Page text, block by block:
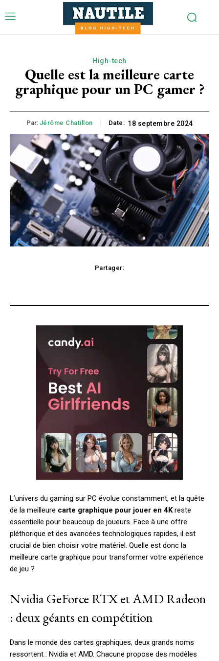
High-tech
Quelle est la meilleure carte
graphique pour un PC gamer ?
Par: Jérôme Chatillon Date: 18 septembre 2024
Partager:
L’univers du gaming sur PC évolue constamment, et la quête
de la meilleure carte graphique pour jouer en 4Kreste
essentielle pour beaucoup de joueurs. Face à une offre
pléthorique et des avancées technologiques rapides, il est
crucial de bien choisir votre matériel. Quelle est donc la
meilleure carte graphique pour transformer votre expérience
de jeu ?
Nvidia GeForce RTX et AMD Radeon
: deux géants en compétition
Dans le monde des cartes graphiques, deux grands noms
ressortent : Nvidia et AMD. Chacune propose des modèles